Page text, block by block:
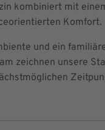
kombiniert mit
Komfort.
und ein
zeichnen unsere